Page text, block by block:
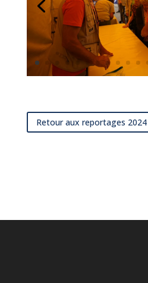
Retour aux reportages 2024